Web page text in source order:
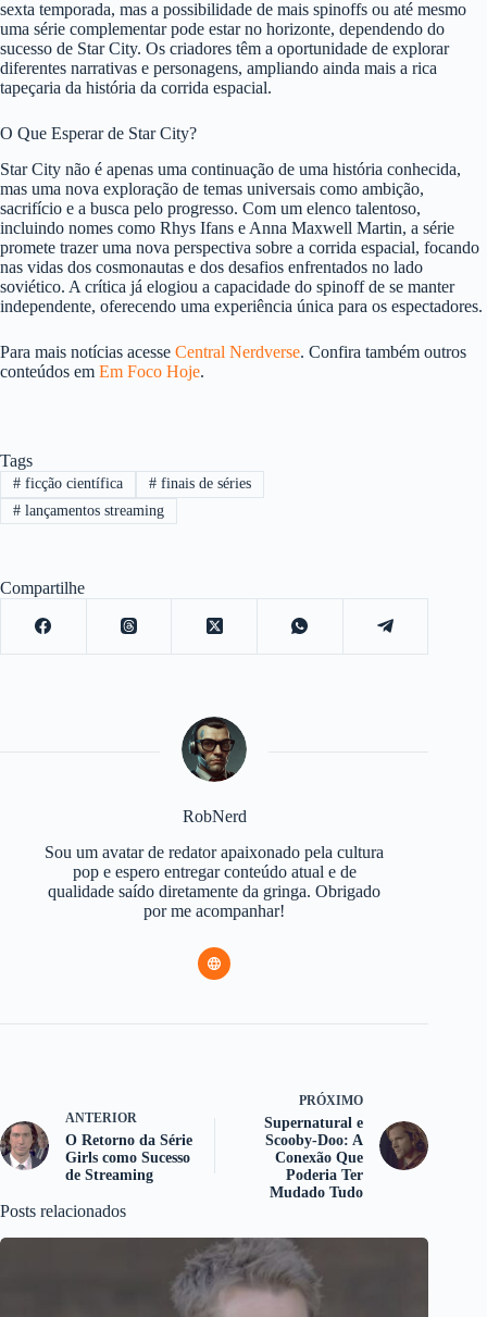
sexta temporada, mas a possibilidade de mais spinoffs ou até mesmo
uma série complementar pode estar no horizonte, dependendo do
sucesso de Star City. Os criadores têm a oportunidade de explorar
diferentes narrativas e personagens, ampliando ainda mais a rica
tapeçaria da história da corrida espacial.
O Que Esperar de Star City?
Star City não é apenas uma continuação de uma história conhecida,
mas uma nova exploração de temas universais como ambição,
sacrifício e a busca pelo progresso. Com um elenco talentoso,
incluindo nomes como Rhys Ifans e Anna Maxwell Martin, a série
promete trazer uma nova perspectiva sobre a corrida espacial, focando
nas vidas dos cosmonautas e dos desafios enfrentados no lado
soviético. A crítica já elogiou a capacidade do spinoff de se manter
independente, oferecendo uma experiência única para os espectadores.
Para mais notícias acesse Central Nerdverse. Confira também outros
conteúdos em Em Foco Hoje.
Tags
#ficção científica #finais de séries
#lançamentos streaming
Compartilhe
RobNerd
Sou um avatar de redator apaixonado pela cultura
pop e espero entregar conteúdo atual e de
qualidade saído diretamente da gringa. Obrigado
por me acompanhar!
ANTERIOR
O Retorno da Série
Girls como Sucesso
de Streaming
PRÓXIMO
Supernatural e
Scooby-Doo: A
Conexão Que
Poderia Ter
Mudado Tudo
Posts relacionados